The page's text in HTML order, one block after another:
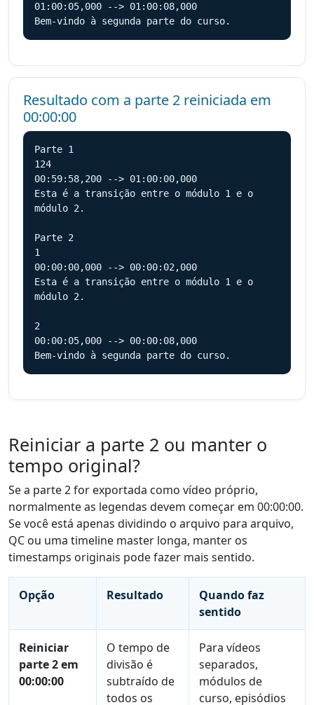
01:00:05,000 --> 01:00:08,000
Bem-vindo à segunda parte do curso.
Resultado com a parte 2 reiniciada em
00:00:00
Parte 1
124
00:59:58,200 --> 01:00:00,000
Esta é a transição entre o módulo 1 e o
módulo 2.
Parte 2
1
00:00:00,000 --> 00:00:02,000
Esta é a transição entre o módulo 1 e o
módulo 2.
2
00:00:05,000 --> 00:00:08,000
Bem-vindo à segunda parte do curso.
Reiniciar a parte 2 ou manter o
tempo original?
Se a parte 2 for exportada como vídeo próprio,
normalmente as legendas devem começar em 00:00:00.
Se você está apenas dividindo o arquivo para arquivo,
QC ou uma timeline master longa, manter os
timestamps originais pode fazer mais sentido.
Opção Resultado
Quando faz
sentido
Reiniciar
parte 2 em
00:00:00
O tempo de
divisão é
subtraído de
todos os
Para vídeos
separados,
módulos de
curso, episódios